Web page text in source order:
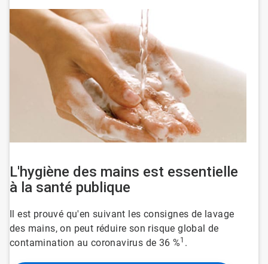
ArticleTile
L'hygiène des mains est essentielle
à la santé publique
Il est prouvé qu'en suivant les consignes de lavage
des mains, on peut réduire son risque global de
contamination au coronavirus de 36 %1 .